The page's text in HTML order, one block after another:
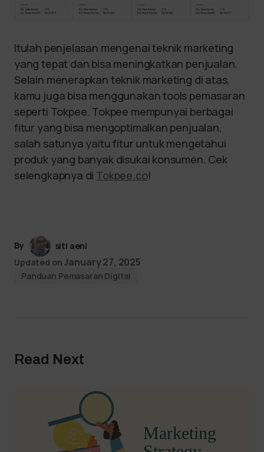
Itulah penjelasan mengenai teknik marketing
yang tepat dan bisa meningkatkan penjualan.
Selain menerapkan teknik marketing di atas,
kamu juga bisa menggunakan tools pemasaran
seperti Tokpee. Tokpee mempunyai berbagai
fitur yang bisa mengoptimalkan penjualan,
salah satunya yaitu fitur untuk mengetahui
produk yang banyak disukai konsumen. Cek
selengkapnya di Tokpee.co!
By
siti aeni
Updated on January 27, 2025
Panduan Pemasaran Digital
Read Next